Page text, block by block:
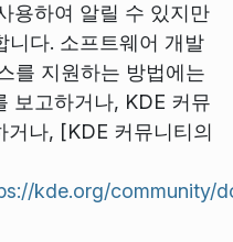
용하여 알릴 수 있지만
니다. 소프트웨어 개발
를 지원하는 방법에는
보고하거나, KDE 커뮤
거나, [KDE 커뮤니티의
kde.org/community/